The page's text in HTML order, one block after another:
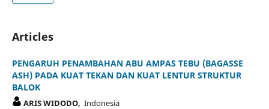
Articles
PENGARUH PENAMBAHAN ABU AMPAS TEBU (BAGASSE
ASH) PADA KUAT TEKAN DAN KUAT LENTUR STRUKTUR
BALOK
ARIS WIDODO, Indonesia